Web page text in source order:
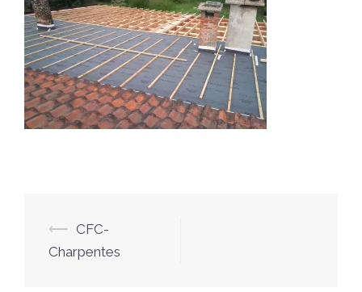
Navigation
d’article
⟵ CFC-
Charpentes